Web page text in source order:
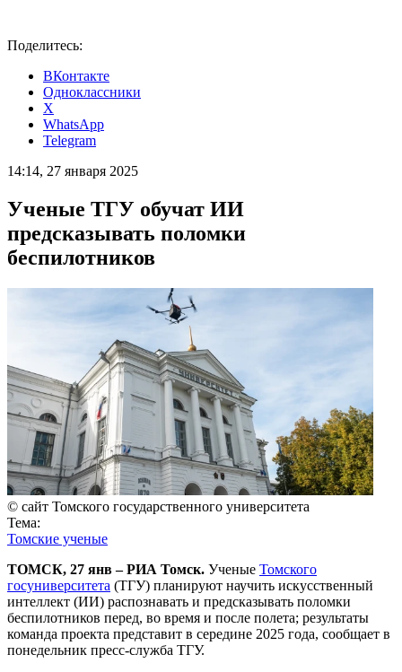
Поделитесь:
ВКонтакте
Одноклассники
X
WhatsApp
Telegram
14:14, 27 января 2025
Ученые ТГУ обучат ИИ
предсказывать поломки
беспилотников
© сайт Томского государственного университета
Тема:
Томские ученые
ТОМСК, 27 янв – РИА Томск. Ученые Томского
госуниверситета (ТГУ) планируют научить искусственный
интеллект (ИИ) распознавать и предсказывать поломки
беспилотников перед, во время и после полета; результаты
команда проекта представит в середине 2025 года, сообщает в
понедельник пресс-служба ТГУ.